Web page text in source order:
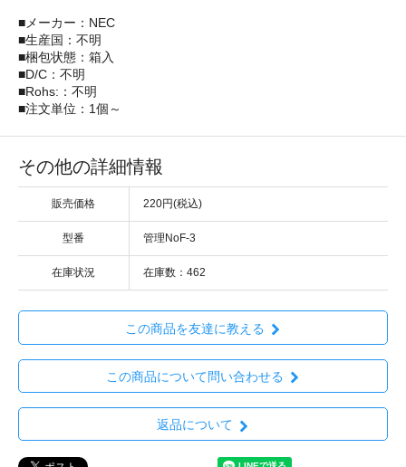
■メーカー：NEC
■生産国：不明
■梱包状態：箱入
■D/C：不明
■Rohs:：不明
■注文単位：1個～
その他の詳細情報
販売価格 220円(税込)
型番 管理NoF-3
在庫状況 在庫数：462
この商品を友達に教える
この商品について問い合わせる
返品について